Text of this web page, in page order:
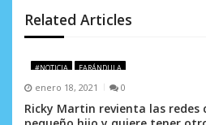
ó
n
d
e
Related Articles
#NOTICIA FARÁNDULA
enero 18, 2021 0
Ricky Martin revienta las redes